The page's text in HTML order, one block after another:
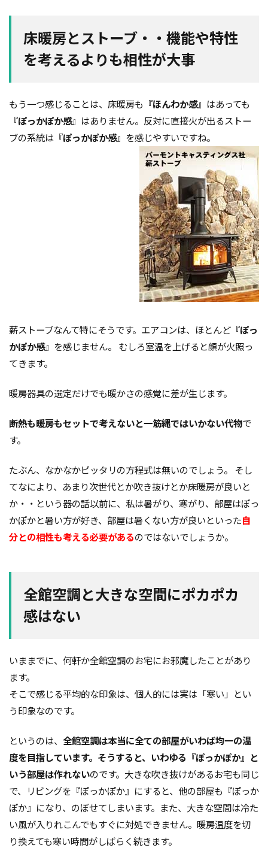
床暖房とストーブ・・機能や特性
を考えるよりも相性が大事
もう一つ感じることは、床暖房も『ほんわか感』はあっても
『ぽっかぽか感』はありません。反対に直接火が出るストー
ブの系統は『ぽっかぽか感』を感じやすいですね。
薪ストーブなんて特にそうです。エアコンは、ほとんど『ぽっ
かぽか感』を感じません。 むしろ室温を上げると顔が火照っ
てきます。
暖房器具の選定だけでも暖かさの感覚に差が生じます。
断熱も暖房もセットで考えないと一筋縄ではいかない代物で
す。
たぶん、なかなかピッタリの方程式は無いのでしょう。 そし
てなにより、あまり次世代とか吹き抜けとか床暖房が良いと
か・・という器の話以前に、私は暑がり、寒がり、部屋はぽっ
かぽかと暑い方が好き、部屋は暑くない方が良いといった自
分との相性も考える必要があるのではないでしょうか。
全館空調と大きな空間にポカポカ
感はない
いままでに、何軒か全館空調のお宅にお邪魔したことがあり
ます。
そこで感じる平均的な印象は、個人的には実は「寒い」とい
う印象なのです。
というのは、 全館空調は本当に全ての部屋がいわば均一の温
度を目指しています。そうすると、いわゆる『ぽっかぽか』と
いう部屋は作れないのです。大きな吹き抜けがあるお宅も同じ
で、リビングを『ぽっかぽか』にすると、他の部屋も『ぽっか
ぽか』になり、のぼせてしまいます。また、大きな空間は冷た
い風が入りれこんでもすぐに対処できません。暖房温度を切
り換えても寒い時間がしばらく続きます。